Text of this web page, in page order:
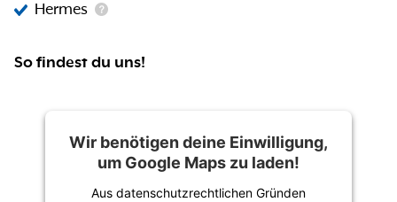
Hermes
So findest du uns!
Wir benötigen deine Einwilligung,
um Google Maps zu laden!
Aus datenschutzrechtlichen Gründen